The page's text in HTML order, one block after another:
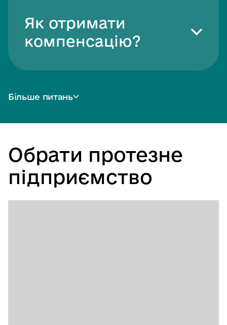
Як отримати
компенсацію?
Більше питань
Обрати протезне
підприємство